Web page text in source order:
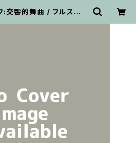
:交響的舞曲 / フルスコア